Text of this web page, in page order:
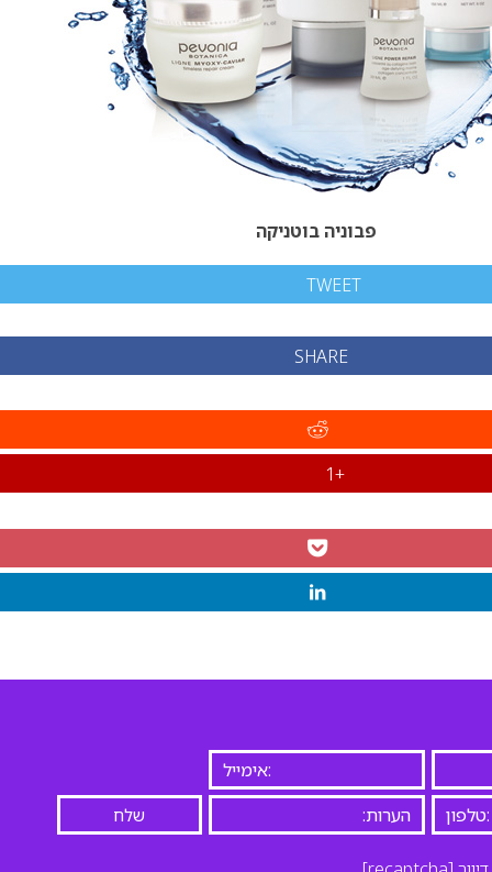
פבוניה בוטניקה
TWEET
SHARE
+1